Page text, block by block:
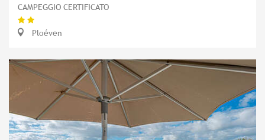
CAMPEGGIO CERTIFICATO
Ploéven